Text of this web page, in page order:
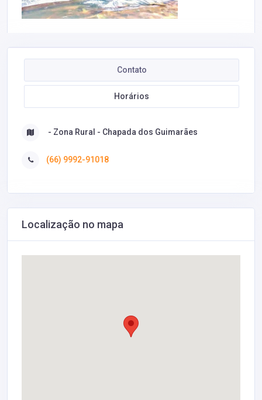
Contato
Horários
- Zona Rural - Chapada dos Guimarães
(66) 9992-91018
Localização no mapa